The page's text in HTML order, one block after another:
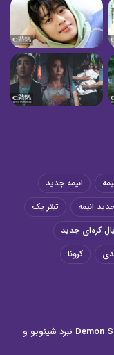
انیمه جدید
انیمه
تیتر یک
کره‌ای جدید
کرونا
تریلر جدید انیمه Demon Slayer نبرد شینوبو و